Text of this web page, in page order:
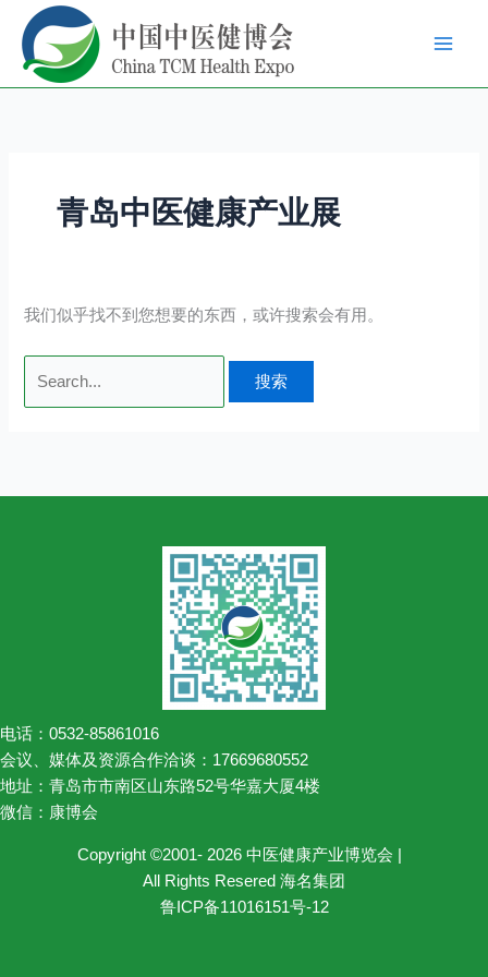
容
青岛中医健康产业展
我们似乎找不到您想要的东西，或许搜索会有用。
搜
索：
电话：0532-85861016
会议、媒体及资源合作洽谈：17669680552
地址：青岛市市南区山东路52号华嘉大厦4楼
微信：康博会
Copyright ©2001- 2026 中医健康产业博览会 |
All Rights Resered 海名集团
鲁ICP备11016151号-12